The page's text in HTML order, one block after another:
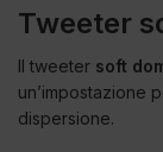
Tweeter
Il tweeter soft
un’impostazione
dispersione.